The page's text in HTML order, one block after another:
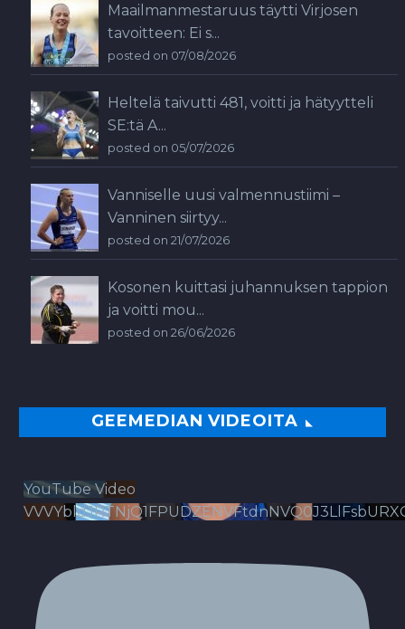
Maailmanmestaruus täytti Virjosen
tavoitteen: Ei s...
posted on 07/08/2026
Heltelä taivutti 481, voitti ja hätyytteli
SE:tä A...
posted on 05/07/2026
Vanniselle uusi valmennustiimi –
Vanninen siirtyy...
posted on 21/07/2026
Kosonen kuittasi juhannuksen tappion
ja voitti mou...
posted on 26/06/2026
GEEMEDIAN VIDEOITA
YouTube Video